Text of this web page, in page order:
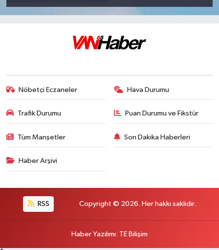
Nöbetçi Eczaneler Hava Durumu
Trafik Durumu Puan Durumu ve Fikstür
Tüm Manşetler Son Dakika Haberleri
Haber Arşivi
RSS Copyright © 2026. Her hakkı saklıdır.
Haber Yazılımı: TE Bilişim